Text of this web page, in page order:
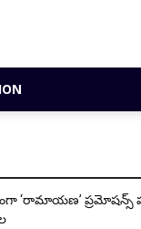
‘రామాయణ’ ప్రమోషన్స్